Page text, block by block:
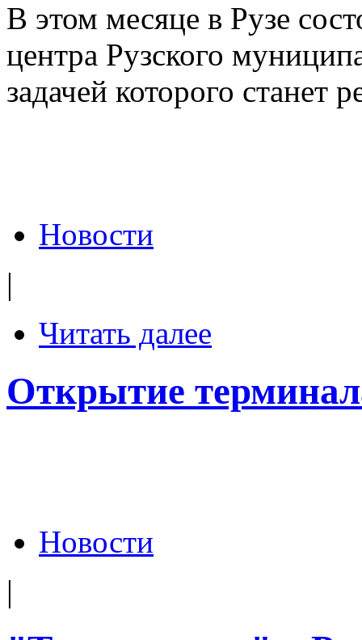
В этом месяце в Рузе
центра Рузского
задачей которого станет
Новости
|
Читать далее
Открытие
Новости
|